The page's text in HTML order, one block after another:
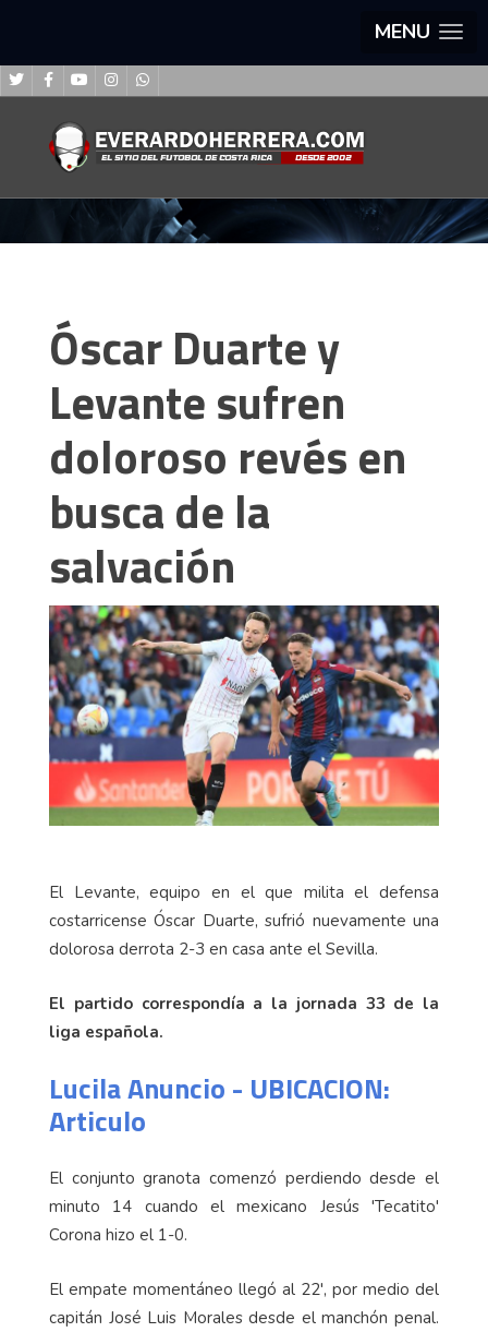
MENU
Óscar Duarte y
Levante sufren
doloroso revés en
busca de la
salvación
El Levante, equipo en el que milita el defensa
costarricense Óscar Duarte, sufrió nuevamente una
dolorosa derrota 2-3 en casa ante el Sevilla.
El partido correspondía a la jornada 33 de la
liga española.
Lucila Anuncio - UBICACION:
Articulo
El conjunto granota comenzó perdiendo desde el
minuto 14 cuando el mexicano Jesús 'Tecatito'
Corona hizo el 1-0.
El empate momentáneo llegó al 22', por medio del
capitán José Luis Morales desde el manchón penal.